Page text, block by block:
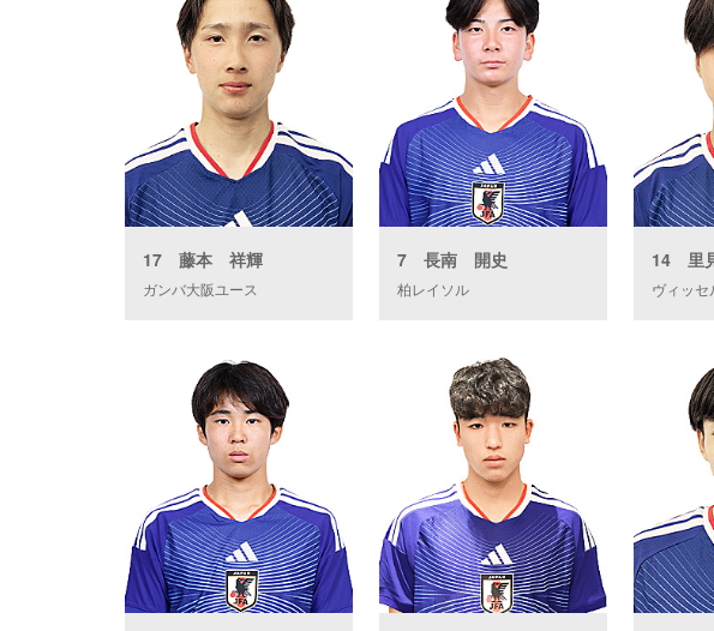
17 藤本 祥輝
ガンバ大阪ユース
7 長南 開史
柏レイソル
14 ⾥
ヴィッ